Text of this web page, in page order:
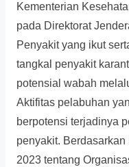
Kementerian
pada Direktorat
Penyakit yang ikut
tangkal penyakit
potensial wabah
Aktifitas pelabuhan
berpotensi terjadinya
penyakit.
2023 tentang